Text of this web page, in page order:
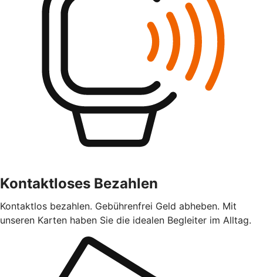
Kontaktloses Bezahlen
Kontaktlos bezahlen. Gebührenfrei Geld abheben. Mit
unseren Karten haben Sie die idealen Begleiter im Alltag.